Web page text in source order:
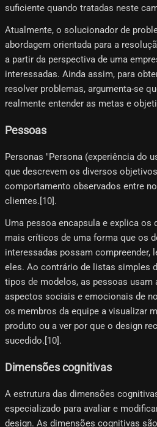
suficiente quando tratadas neste
Atualmente, o solucionador de
abordagem orientada para a
a partir da perspectiva de uma
interessadas. Ainda assim, para
resolver problemas, argumenta-se
realmente entender as metas e
Pessoas
Personas "Persona (experiência do
que descrevem os diversos
comportamento observados entre
clientes.[10]​.
Uma pessoa encapsula e explica os
mais críticos de uma forma que os
interessadas possam compreender,
eles. Ao contrário de listas simples
tipos de modelos, as pessoas usam
aspectos sociais e emocionais de
os membros da equipe a visualizar
produto ou a ver por que o design
sucedido.[10]​.
Dimensões cognitivas
A estrutura das dimensões
especializado para avaliar e
design. As dimensões cognitivas